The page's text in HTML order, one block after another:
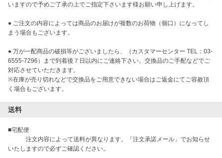
いますので予めご了承の上でご指定下さいます様お願い申し上げます。
● ご注文の内容によっては商品のお届けが複数のお荷物（個口）になってし
まう場合もございます。
● 万が一配商品の破損等がございましたら、（カスタマーセンター TEL：03-
6555-7296）まで到着後７日以内にご連絡下さい。交換品のご手配などでご
対応させていただきます。
※在庫が売り切れなどで交換品をご用意できない場合はご返金にてご容赦頂
く場合もございます。
送料
■宅配便
注文内容によって送料が異なります。「注文承諾メール」でお知らせ
いたしますので必ずご確認ください。